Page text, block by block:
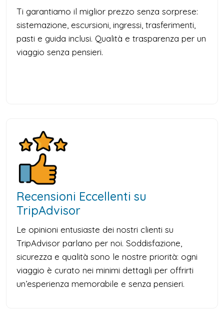
Ti garantiamo il miglior prezzo senza sorprese:
sistemazione, escursioni, ingressi, trasferimenti,
pasti e guida inclusi. Qualità e trasparenza per un
viaggio senza pensieri.
Recensioni Eccellenti su
TripAdvisor
Le opinioni entusiaste dei nostri clienti su
TripAdvisor parlano per noi. Soddisfazione,
sicurezza e qualità sono le nostre priorità: ogni
viaggio è curato nei minimi dettagli per offrirti
un’esperienza memorabile e senza pensieri.